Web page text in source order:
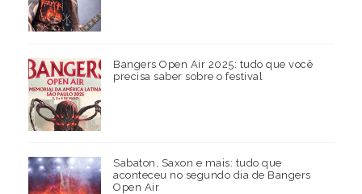
Bangers Open Air 2025: tudo que você
precisa saber sobre o festival
Sabaton, Saxon e mais: tudo que
aconteceu no segundo dia de Bangers
Open Air